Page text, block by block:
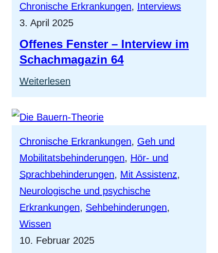
Schulz
im
Interview
Chronische Erkrankungen, Interviews
3. April 2025
Offenes Fenster – Interview im
Schachmagazin 64
Weiterlesen
Offenes
Fenster
Interview
im
Schachmagazin
64
Chronische Erkrankungen, Geh und
Mobilitatsbehinderungen, Hör- und
Sprachbehinderungen, Mit Assistenz
Neurologische und psychische
Erkrankungen, Sehbehinderungen
Wissen
10. Februar 2025